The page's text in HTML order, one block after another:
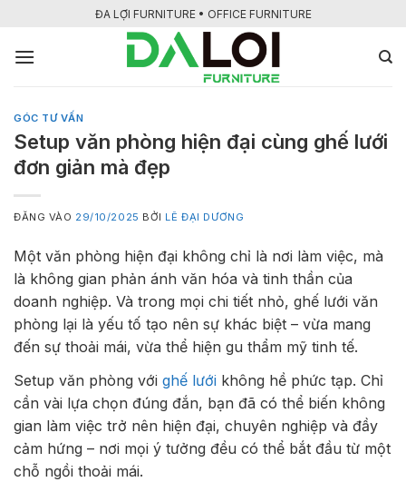
nội
ĐA LỢI FURNITURE • OFFICE FURNITURE
GÓC TƯ VẤN
Setup văn phòng hiện đại cùng ghế lưới
đơn giản mà đẹp
ĐĂNG VÀO 29/10/2025 BỞI LÊ ĐẠI DƯƠNG
Một văn phòng hiện đại không chỉ là nơi làm việc, mà
là không gian phản ánh văn hóa và tinh thần của
doanh nghiệp. Và trong mọi chi tiết nhỏ, ghế lưới văn
phòng lại là yếu tố tạo nên sự khác biệt – vừa mang
đến sự thoải mái, vừa thể hiện gu thẩm mỹ tinh tế.
Setup văn phòng với ghế lưới không hề phức tạp. Chỉ
cần vài lựa chọn đúng đắn, bạn đã có thể biến không
gian làm việc trở nên hiện đại, chuyên nghiệp và đầy
cảm hứng – nơi mọi ý tưởng đều có thể bắt đầu từ một
chỗ ngồi thoải mái.